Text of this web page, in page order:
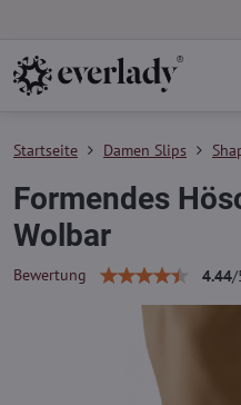
Startseite Damen Slips
Formendes
Wolbar
Bewertung 4.44/